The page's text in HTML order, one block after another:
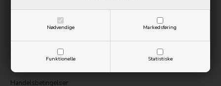
Nødvendige Markedsføring
Funktionelle Statistiske
Søndag
Lukket
Service og reparation
Handelsbetingelser